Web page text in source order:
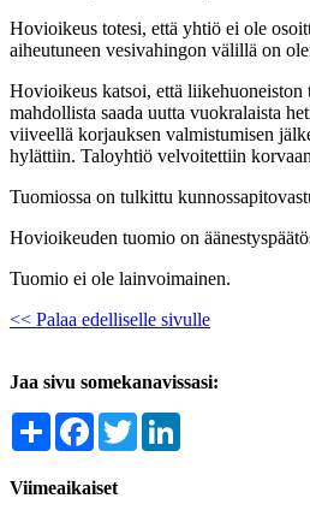
Hovioikeus totesi, että yhtiö ei ole
aiheutuneen vesivahingon välillä on
Hovioikeus katsoi, että liikehuoneiston
mahdollista saada uutta vuokralaista
viiveellä korjauksen valmistumisen
hylättiin. Taloyhtiö velvoitettiin
Tuomiossa on tulkittu
Hovioikeuden tuomio on
Tuomio ei ole lainvoimainen.
<< Palaa edelliselle sivulle
Jaa sivu somekanavissasi:
Share FacebookTwitter
Viimeaikaiset